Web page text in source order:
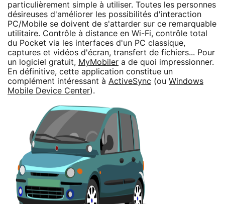
particulièrement simple à utiliser. Toutes les personnes
désireuses d'améliorer les possibilités d'interaction
PC/Mobile se doivent de s'attarder sur ce remarquable
utilitaire. Contrôle à distance en Wi-Fi, contrôle total
du Pocket via les interfaces d'un PC classique,
captures et vidéos d'écran, transfert de fichiers... Pour
un logiciel gratuit, MyMobiler a de quoi impressionner.
En définitive, cette application constitue un
complément intéressant à ActiveSync (ou Windows
Mobile Device Center).